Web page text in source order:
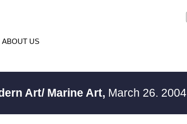
ABOUT US
Art/ Marine Art, March 26. 2004